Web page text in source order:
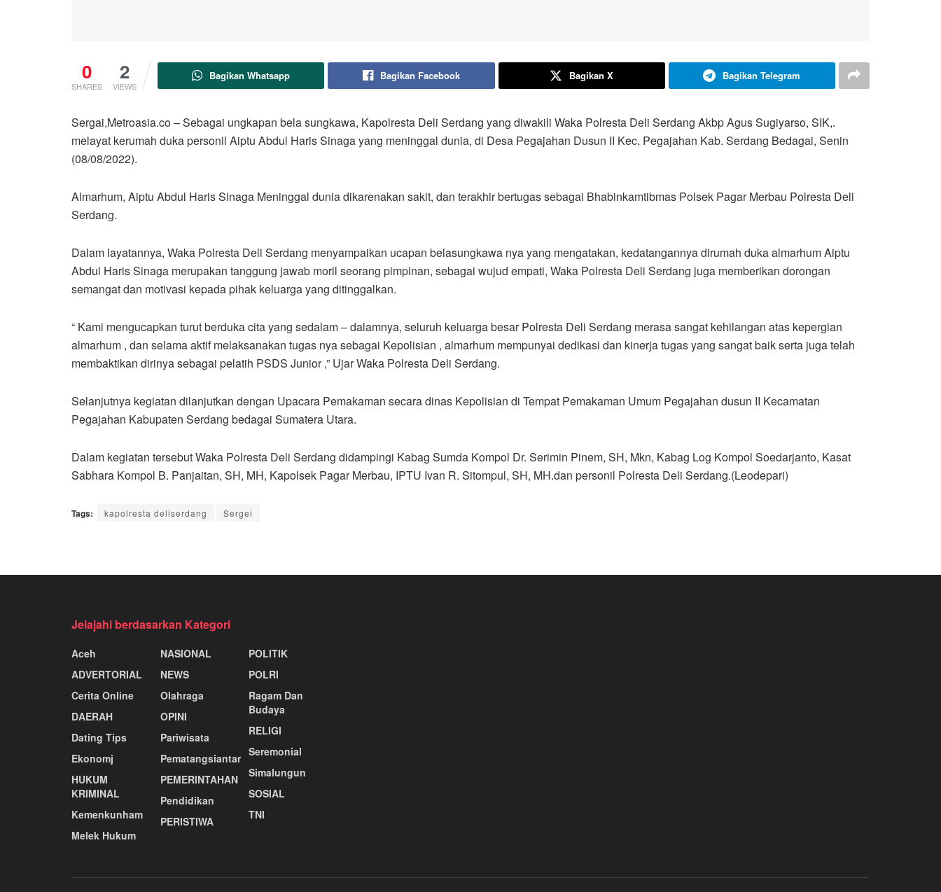
0
SHARES
2
VIEWS
Bagikan Whatsapp Bagikan Facebook Bagikan X Bagikan Telegram
Sergai,Metroasia.co – Sebagai ungkapan bela sungkawa, Kapolresta Deli Serdang yang diwakili Waka Polresta Deli Serdang Akbp Agus Sugiyarso, SIK,.
melayat kerumah duka personil Aiptu Abdul Haris Sinaga yang meninggal dunia, di Desa Pegajahan Dusun II Kec. Pegajahan Kab. Serdang Bedagai, Senin
(08/08/2022).
Almarhum, Aiptu Abdul Haris Sinaga Meninggal dunia dikarenakan sakit, dan terakhir bertugas sebagai Bhabinkamtibmas Polsek Pagar Merbau Polresta Deli
Serdang.
Dalam layatannya, Waka Polresta Deli Serdang menyampaikan ucapan belasungkawa nya yang mengatakan, kedatangannya dirumah duka almarhum Aiptu
Abdul Haris Sinaga merupakan tanggung jawab moril seorang pimpinan, sebagai wujud empati, Waka Polresta Deli Serdang juga memberikan dorongan
semangat dan motivasi kepada pihak keluarga yang ditinggalkan.
“ Kami mengucapkan turut berduka cita yang sedalam – dalamnya, seluruh keluarga besar Polresta Deli Serdang merasa sangat kehilangan atas kepergian
almarhum , dan selama aktif melaksanakan tugas nya sebagai Kepolisian , almarhum mempunyai dedikasi dan kinerja tugas yang sangat baik serta juga telah
membaktikan dirinya sebagai pelatih PSDS Junior ,” Ujar Waka Polresta Deli Serdang.
Selanjutnya kegiatan dilanjutkan dengan Upacara Pemakaman secara dinas Kepolisian di Tempat Pemakaman Umum Pegajahan dusun II Kecamatan
Pegajahan Kabupaten Serdang bedagai Sumatera Utara.
Dalam kegiatan tersebut Waka Polresta Deli Serdang didampingi Kabag Sumda Kompol Dr. Serimin Pinem, SH, Mkn, Kabag Log Kompol Soedarjanto, Kasat
Sabhara Kompol B. Panjaitan, SH, MH, Kapolsek Pagar Merbau, IPTU Ivan R. Sitompul, SH, MH.dan personil Polresta Deli Serdang.(Leodepari)
Tags: kapolresta deliserdang Sergei
Jelajahi berdasarkan Kategori
Aceh
ADVERTORIAL
Cerita Online
DAERAH
Dating Tips
Ekonomj
HUKUM
KRIMINAL
Kemenkunham
Melek Hukum
NASIONAL
NEWS
Olahraga
OPINI
Pariwisata
Pematangsiantar
PEMERINTAHAN
Pendidikan
PERISTIWA
POLITIK
POLRI
Ragam Dan
Budaya
RELIGI
Seremonial
Simalungun
SOSIAL
TNI